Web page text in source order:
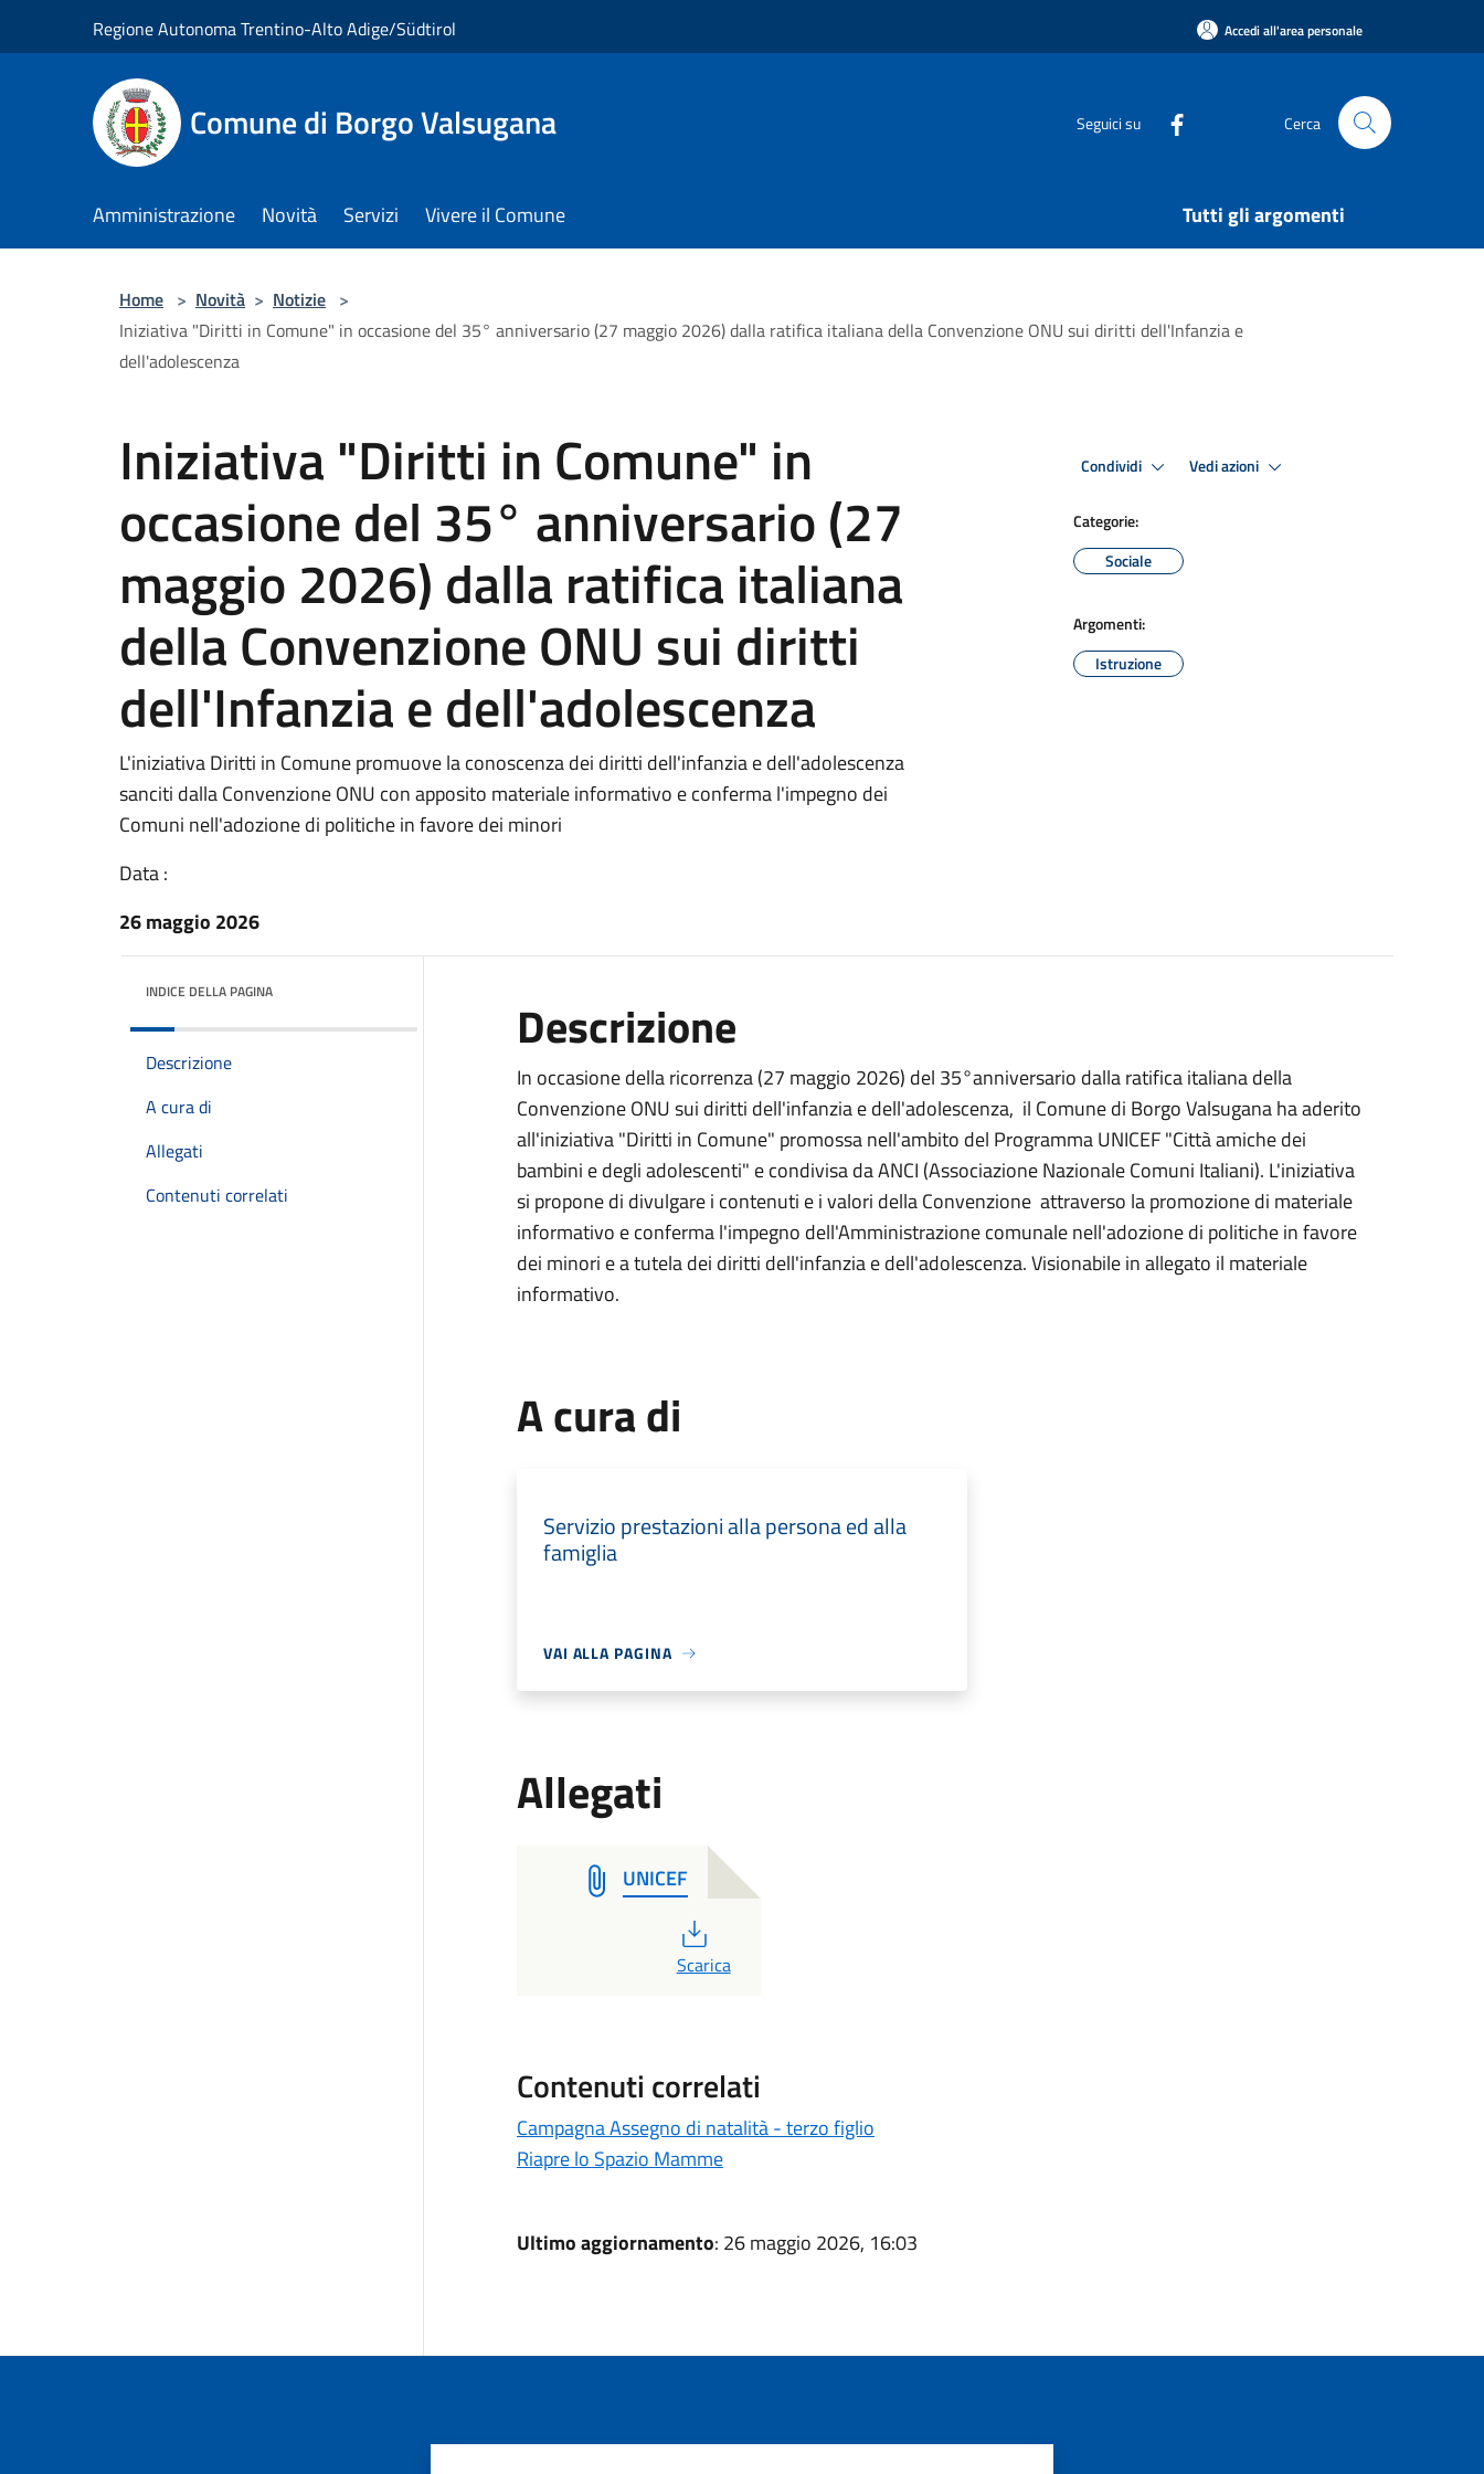
Regione Autonoma Trentino-Alto Adige/Südtirol Accedi all'area personale
Comune di Borgo Valsugana Seguici su Cerca
Amministrazione Novità Servizi Vivere il Comune Tutti gli argomenti
Home > Novità > Notizie >
Iniziativa "Diritti in Comune" in occasione del 35° anniversario (27 maggio 2026) dalla ratifica italiana della Convenzione ONU sui diritti dell'Infanzia e
dell'adolescenza
Iniziativa "Diritti in Comune" in
occasione del 35° anniversario (27
maggio 2026) dalla ratifica italiana
della Convenzione ONU sui diritti
dell'Infanzia e dell'adolescenza
L'iniziativa Diritti in Comune promuove la conoscenza dei diritti dell'infanzia e dell'adolescenza
sanciti dalla Convenzione ONU con apposito materiale informativo e conferma l'impegno dei
Comuni nell'adozione di politiche in favore dei minori
Data :
26 maggio 2026
Condividi Vedi azioni
Categorie:
Sociale
Argomenti:
Istruzione
INDICE DELLA PAGINA
Descrizione
A cura di
Allegati
Contenuti correlati
Descrizione
In occasione della ricorrenza (27 maggio 2026) del 35°anniversario dalla ratifica italiana della
Convenzione ONU sui diritti dell'infanzia e dell'adolescenza, il Comune di Borgo Valsugana ha aderito
all'iniziativa "Diritti in Comune" promossa nell'ambito del Programma UNICEF "Città amiche dei
bambini e degli adolescenti" e condivisa da ANCI (Associazione Nazionale Comuni Italiani). L'iniziativa
si propone di divulgare i contenuti e i valori della Convenzione attraverso la promozione di materiale
informativo e conferma l'impegno dell'Amministrazione comunale nell'adozione di politiche in favore
dei minori e a tutela dei diritti dell'infanzia e dell'adolescenza. Visionabile in allegato il materiale
informativo.
A cura di
Servizio prestazioni alla persona ed alla
famiglia
VAI ALLA PAGINA
Allegati
UNICEF
PDF
Scarica
Contenuti correlati
Campagna Assegno di natalità - terzo figlio
Riapre lo Spazio Mamme
Ultimo aggiornamento: 26 maggio 2026, 16:03